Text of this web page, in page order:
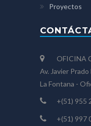
Proyectos
OFICINA
Av. Javier
La Fontana -
+(51) 955
+(51) 997